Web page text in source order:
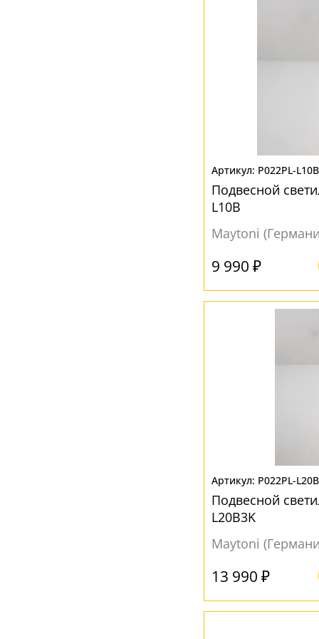
P022PL-L10B
Подвесной
L10B
Maytoni
9 990 ₽
P022PL-
Подвесной
L20B3K
Maytoni
13 990 ₽